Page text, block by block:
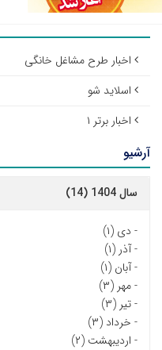
اخبار طرح مشاغل خانگی
اسلاید شو
اخبار برتر ۱
آرشیو
سال 1404 (14)
- دی (۱)
-آذر (۱)
-آبان (۱)
-مهر (۳)
-تیر (۳)
- خرداد (۳)
- اردیبهشت (۲)